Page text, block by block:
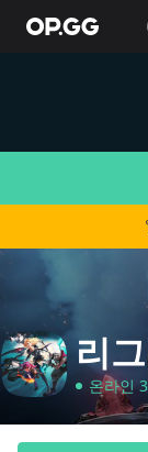
리
온라인